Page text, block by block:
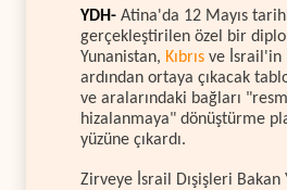
YDH- Atina'da 12 Mayıs
gerçekleştirilen özel bir
Yunanistan, Kıbrıs ve İsrail'in
ardından ortaya çıkacak
ve aralarındaki bağları
hizalanmaya" dönüştürme
yüzüne çıkardı.
Zirveye İsrail Dışişleri Bakan